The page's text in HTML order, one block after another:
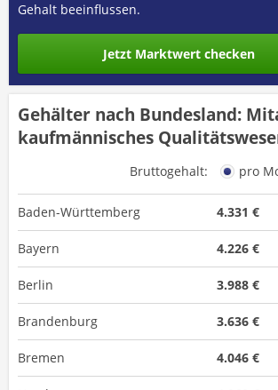
Gehalt beeinflussen.
Jetzt Marktwert checken
Gehälter nach Bundesland:
kaufmännisches
Bruttogehalt: pro
Baden-Württemberg 4.331 €
Bayern 4.226 €
Berlin 3.988 €
Brandenburg 3.636 €
Bremen 4.046 €